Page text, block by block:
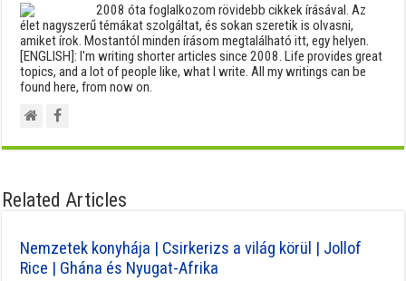
2008 óta foglalkozom rövidebb cikkek írásával. Az
élet nagyszerű témákat szolgáltat, és sokan szeretik is olvasni,
amiket írok. Mostantól minden írásom megtalálható itt, egy helyen.
[ENGLISH]: I'm writing shorter articles since 2008. Life provides great
topics, and a lot of people like, what I write. All my writings can be
found here, from now on.
Related Articles
Nemzetek konyhája | Csirkerizs a világ körül | Jollof
Rice | Ghána és Nyugat-Afrika